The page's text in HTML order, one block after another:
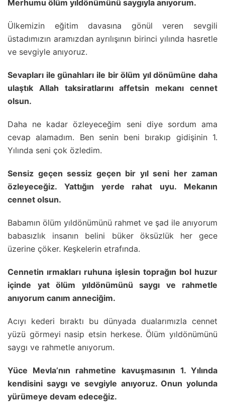
Merhumu ölüm yıldönümünü saygıyla anıyorum.
Ülkemizin eğitim davasına gönül veren sevgili
üstadımızın aramızdan ayrılışının birinci yılında hasretle
ve sevgiyle anıyoruz.
Sevapları ile günahları ile bir ölüm yıl dönümüne daha
ulaştık Allah taksiratlarını affetsin mekanı cennet
olsun.
Daha ne kadar özleyeceğim seni diye sordum ama
cevap alamadım. Ben senin beni bırakıp gidişinin 1.
Yılında seni çok özledim.
Sensiz geçen sessiz geçen bir yıl seni her zaman
özleyeceğiz. Yattığın yerde rahat uyu. Mekanın
cennet olsun.
Babamın ölüm yıldönümünü rahmet ve şad ile anıyorum
babasızlık insanın belini büker öksüzlük her gece
üzerine çöker. Keşkelerin etrafında.
Cennetin ırmakları ruhuna işlesin toprağın bol huzur
içinde yat ölüm yıldönümünü saygı ve rahmetle
anıyorum canım anneciğim.
Acıyı kederi bıraktı bu dünyada dualarımızla cennet
yüzü görmeyi nasip etsin herkese. Ölüm yıldönümünü
saygı ve rahmetle anıyorum.
Yüce Mevla’nın rahmetine kavuşmasının 1. Yılında
kendisini saygı ve sevgiyle anıyoruz. Onun yolunda
yürümeye devam edeceğiz.